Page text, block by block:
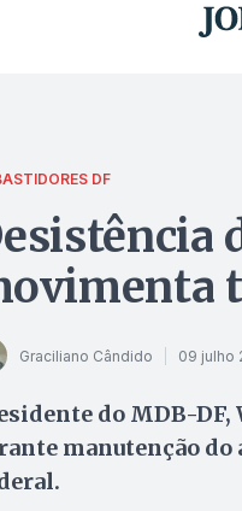
DF
Graciliano Cândido 09 julho
do MDB-
manutenção